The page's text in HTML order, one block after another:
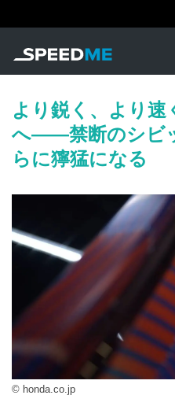
より鋭く、より速
へ——禁断のシビ
らに獰猛になる
© honda.co.jp